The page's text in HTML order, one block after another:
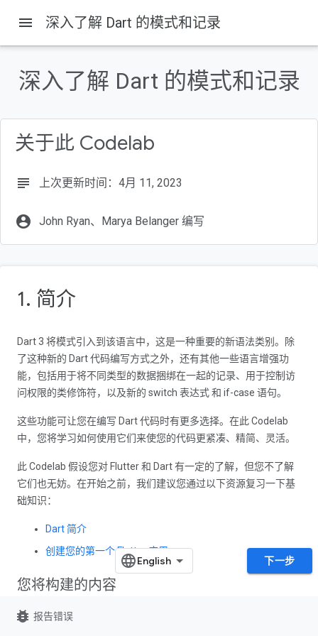
本页内容
学习内容
获取 Dart
menu 深入了解 Dart 的模式和记录
深入了解 Dart 的模式和记录
关于此 Codelab
subject 上次更新时间：4月 11, 2023
account_circle John Ryan、Marya Belanger 编写
1. 简介
Dart 3 将模式引入到该语言中，这是一种重要的新语法类别。除
了这种新的 Dart 代码编写方式之外，还有其他一些语言增强功
能，包括用于将不同类型的数据捆绑在一起的记录、用于控制访
问权限的类修饰符，以及新的 switch 表达式 和 if-case 语句。
这些功能可让您在编写 Dart 代码时有更多选择。在此 Codelab
中，您将学习如何使用它们来使您的代码更紧凑、精简、灵活。
此 Codelab 假设您对 Flutter 和 Dart 有一定的了解，但您不了解
它们也无妨。在开始之前，我们建议您通过以下资源复习一下基
础知识：
Dart 简介
创建您的第一个 Flutter 应用
您将构建的内容
此 Codelab 将在 Flutter 中创建一个显示 JSON 文档的应用。该应
下一步
bug_report 报告错误